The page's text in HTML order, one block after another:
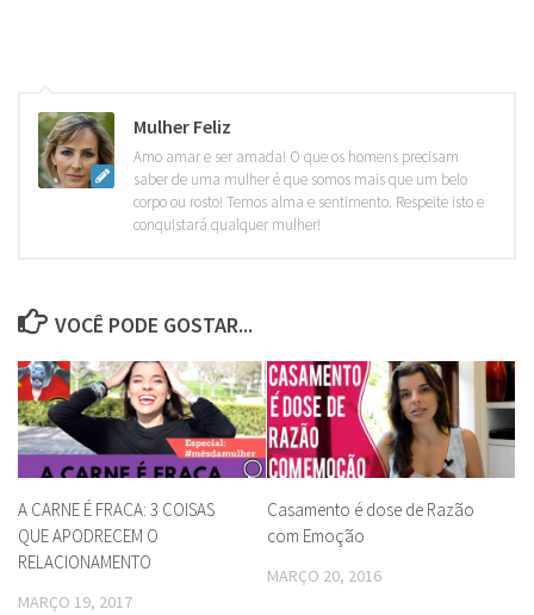
Mulher Feliz
Amo amar e ser amada! O que os homens precisam
saber de uma mulher é que somos mais que um belo
corpo ou rosto! Temos alma e sentimento. Respeite isto e
conquistará qualquer mulher!
VOCÊ PODE GOSTAR...
A CARNE É FRACA: 3 COISAS
QUE APODRECEM O
RELACIONAMENTO
MARÇO 19, 2017
Casamento é dose de Razão
com Emoção
MARÇO 20, 2016